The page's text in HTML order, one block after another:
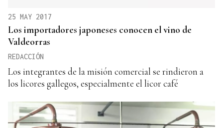
25 MAY 2017
Los importadores japoneses conocen el vino de
Valdeorras
REDACCIÓN
Los integrantes de la misión comercial se rindieron a
los licores gallegos, especialmente el licor café